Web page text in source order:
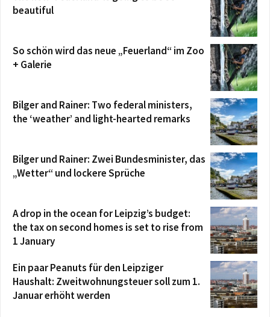
beautiful
So schön wird das neue „Feuerland“ im Zoo
+ Galerie
Bilger and Rainer: Two federal ministers,
the ‘weather’ and light-hearted remarks
Bilger und Rainer: Zwei Bundesminister, das
„Wetter“ und lockere Sprüche
A drop in the ocean for Leipzig’s budget:
the tax on second homes is set to rise from
1 January
Ein paar Peanuts für den Leipziger
Haushalt: Zweitwohnungsteuer soll zum 1.
Januar erhöht werden